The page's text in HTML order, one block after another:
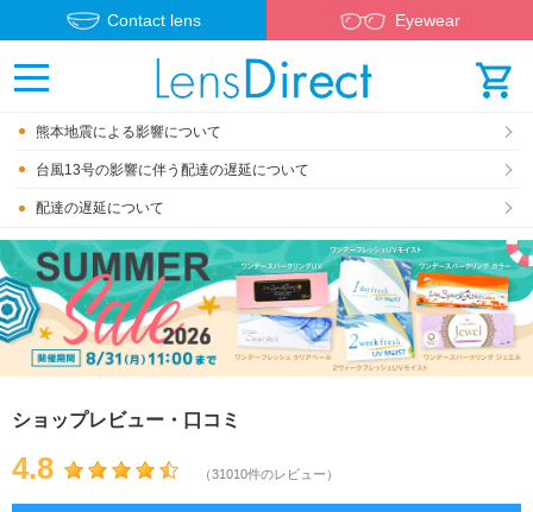
Contact lens Eyewear
熊本地震による影響について
台風13号の影響に伴う配達の遅延について
配達の遅延について
ショップレビュー・口コミ
4.8 （31010件のレビュー）